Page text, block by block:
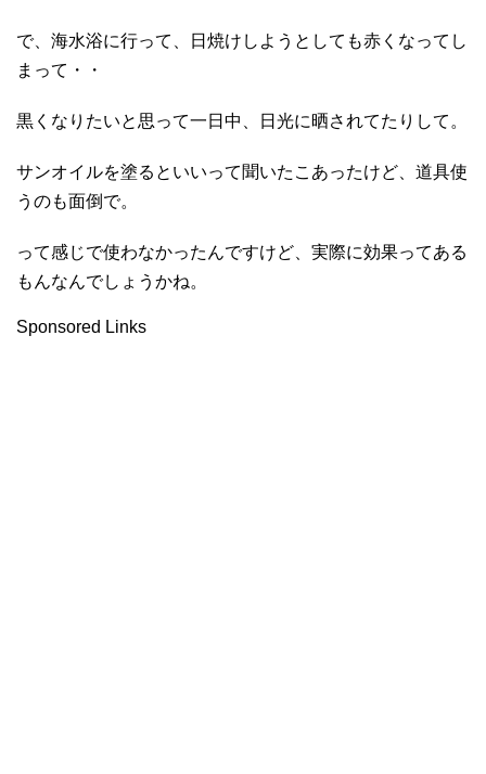
で、海水浴に行って、日焼けしようとしても赤くなってし
まって・・
黒くなりたいと思って一日中、日光に晒されてたりして。
サンオイルを塗るといいって聞いたこあったけど、道具使
うのも面倒で。
って感じで使わなかったんですけど、実際に効果ってある
もんなんでしょうかね。
Sponsored Links